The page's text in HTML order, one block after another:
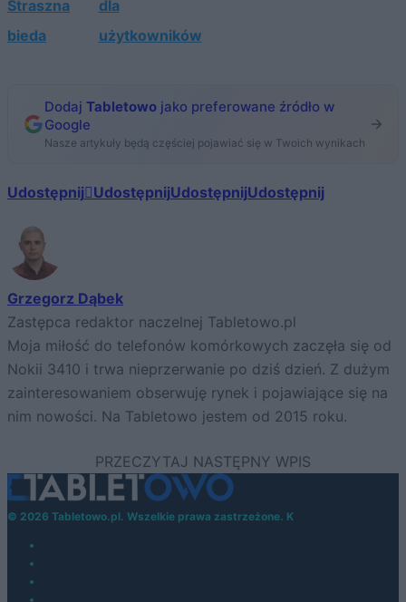
Straszna
bieda
dla
użytkowników
Dodaj Tabletowo jako preferowane źródło w
Google
Nasze artykuły będą częściej pojawiać się w Twoich wynikach
Udostępnij UdostępnijUdostępnijUdostępnij
Grzegorz Dąbek
Zastępca redaktor naczelnej Tabletowo.pl
Moja miłość do telefonów komórkowych zaczęła się od
Nokii 3410 i trwa nieprzerwanie po dziś dzień. Z dużym
zainteresowaniem obserwuję rynek i pojawiające się na
nim nowości. Na Tabletowo jestem od 2015 roku.
© 2026 Tabletowo.pl. Wszelkie prawa zastrzeżone. K